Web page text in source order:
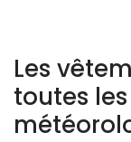
Les
toutes